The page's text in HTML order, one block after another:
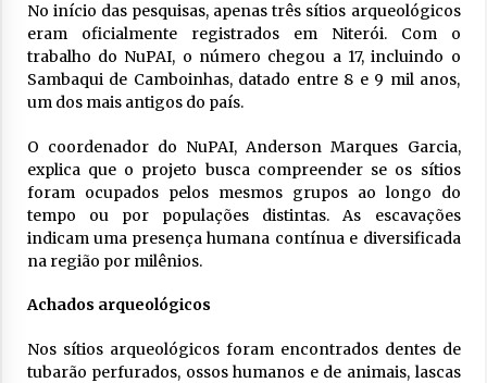
No início das pesquisas, apenas três sítios arqueológicos
eram oficialmente registrados em Niterói. Com o
trabalho do NuPAI, o número chegou a 17, incluindo o
Sambaqui de Camboinhas, datado entre 8 e 9 mil anos,
um dos mais antigos do país.
O coordenador do NuPAI, Anderson Marques Garcia,
explica que o projeto busca compreender se os sítios
foram ocupados pelos mesmos grupos ao longo do
tempo ou por populações distintas. As escavações
indicam uma presença humana contínua e diversificada
na região por milênios.
Achados arqueológicos
Nos sítios arqueológicos foram encontrados dentes de
tubarão perfurados, ossos humanos e de animais, lascas